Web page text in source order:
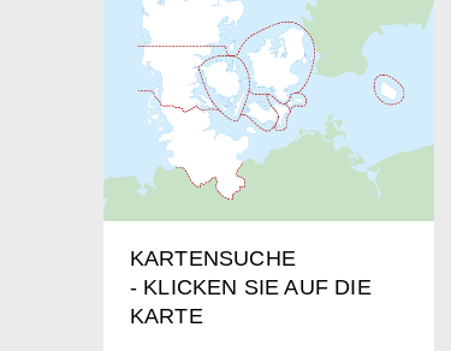
KARTENSUCHE
- KLICKEN SIE AUF DIE
KARTE